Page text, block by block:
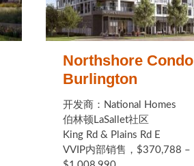
Northshore
Burlington
开发商：National Homes
伯林顿LaSallet社区
King Rd & Plains Rd E
VVIP内部销售，$370,788 –